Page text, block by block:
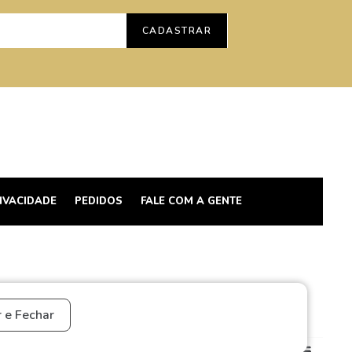
CADASTRAR
PEDIDOS FALE COM A GENTE
SP
e Fechar